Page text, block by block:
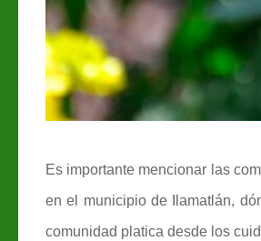
Es importante mencionar las
en el municipio de Ilamatlán,
comunidad platica desde los